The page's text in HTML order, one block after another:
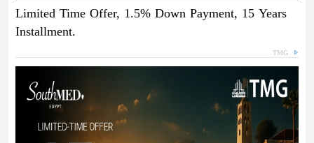
Limited Time Offer, 1.5% Down Payment, 15 Years
Installment.
TMG